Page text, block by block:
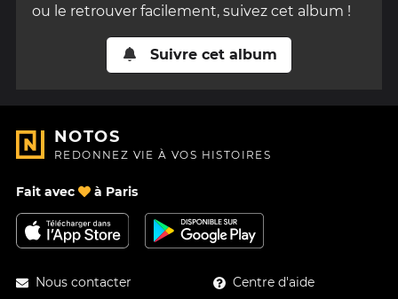
ou le retrouver facilement, suivez cet album !
Suivre cet album
NOTOS
REDONNEZ VIE À VOS HISTOIRES
Fait avec à Paris
Nous contacter
Centre d'aide